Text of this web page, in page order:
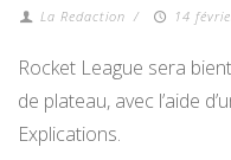
La Redaction / 14
Rocket League sera
de plateau, avec l’aide
Explications.